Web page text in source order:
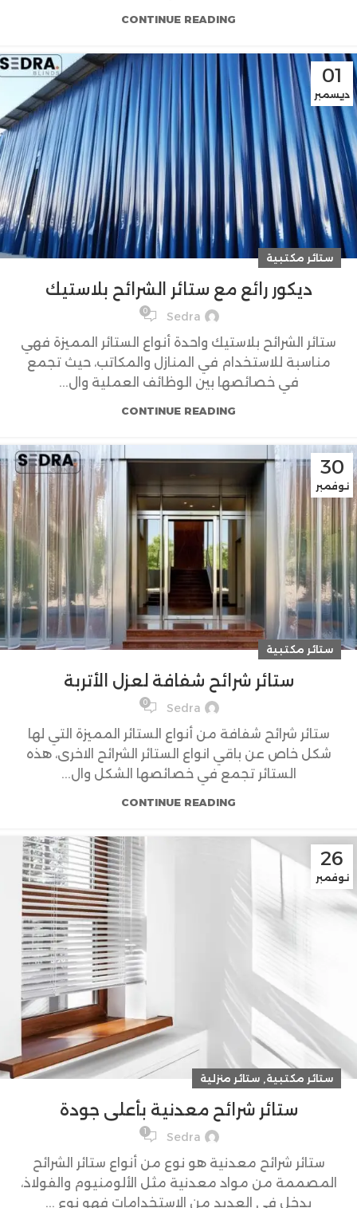
CONTINUE READING
01
ديسمبر
ستائر مكتبية
ديكور رائع مع ستائر الشرائح بلاستيك
Sedra
0
ستائر الشرائح بلاستيك واحدة أنواع الستائر المميزة فهي
مناسبة للاستخدام في المنازل والمكاتب، حيث تجمع
في خصائصها بين الوظائف العملية وال...
CONTINUE READING
30
نوفمبر
ستائر مكتبية
ستائر شرائح شفافة لعزل الأتربة
Sedra
0
ستائر شرائح شفافة من أنواع الستائر المميزة التي لها
شكل خاص عن باقي انواع الستائر الشرائح الاخرى، هذه
الستائر تجمع في خصائصها الشكل وال...
CONTINUE READING
26
نوفمبر
ستائر مكتبية, ستائر منزلية
ستائر شرائح معدنية بأعلى جودة
Sedra
1
ستائر شرائح معدنية هو نوع من أنواع ستائر الشرائح
المصممة من مواد معدنية مثل الألومنيوم والفولاذ،
يدخل في العديد من الاستخدامات فهو نوع ...